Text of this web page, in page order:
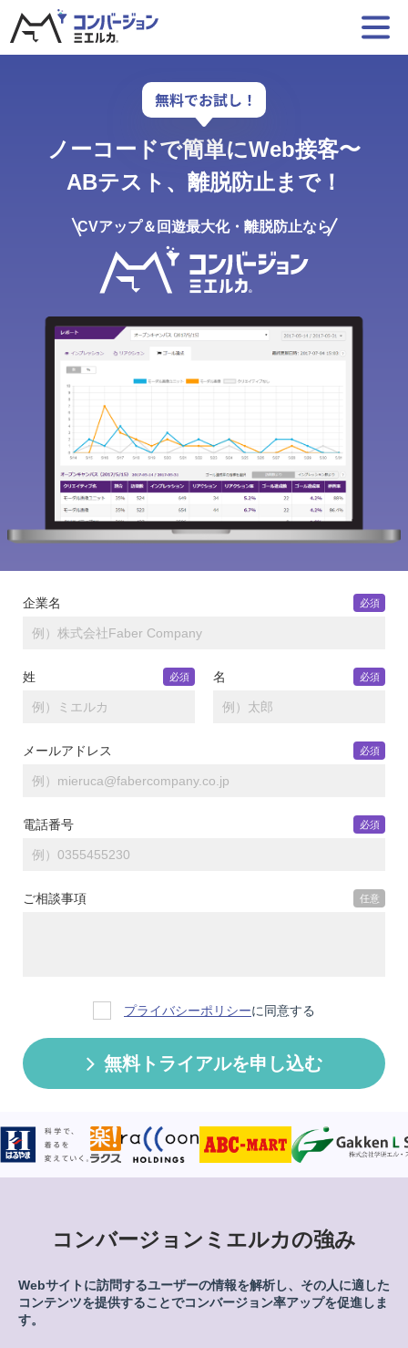
ノーコードで簡単にWeb接客〜
ABテスト、離脱防止まで！
CVアップ＆回遊最大化・離脱防止なら
企業名 必須
姓 必須 名 必須
メールアドレス 必須
電話番号 必須
ご相談事項 任意
プライバシーポリシーに同意する
無料トライアルを申し込む
コンバージョンミエルカの強み
Webサイトに訪問するユーザーの情報を解析し、その人に適した
コンテンツを提供することでコンバージョン率アップを促進しま
す。